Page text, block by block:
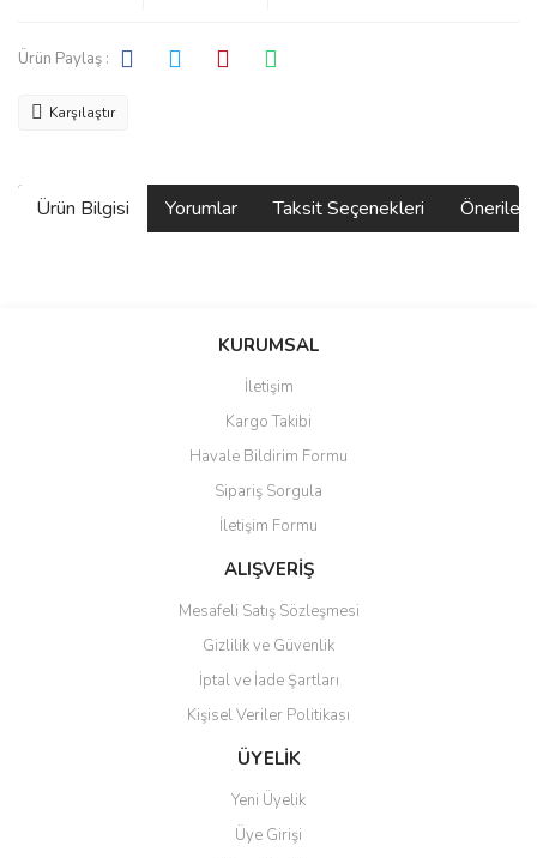
Ürün Paylaş :
Karşılaştır
Ürün Bilgisi Yorumlar Taksit Seçenekleri
Bu ürüne ilk yorumu siz yapın!
Ürün resmi kalitesiz, bozuk veya görüntülenemiyor.
Ürün açıklamasında eksik bilgiler bulunuyor.
Ürün bilgilerinde hatalar bulunuyor.
Ürün fiyatı diğer sitelerden daha pahalı.
Bu ürüne benzer farklı alternatifler olmalı.
Gönder
KURUMSAL
İletişim
Kargo Takibi
Havale Bildirim Formu
Sipariş Sorgula
İletişim Formu
ALIŞVERİŞ
Mesafeli Satış Sözleşmesi
Gizlilik ve Güvenlik
İptal ve İade Şartları
Kişisel Veriler Politikası
ÜYELİK
Yeni Üyelik
Üye Girişi